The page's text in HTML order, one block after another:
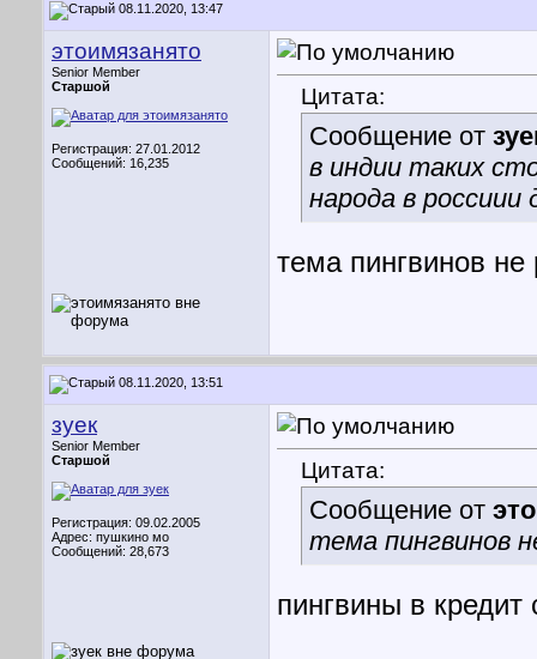
08.11.2020, 13:47
этоимязанято
Senior Member
Старшой
Регистрация: 27.01.2012
Сообщений: 16,235
Цитата:
Сообщение от
в индии таких
народа в
тема пингвинов не
08.11.2020, 13:51
зуек
Senior Member
Старшой
Регистрация: 09.02.2005
Адрес: пушкино мо
Сообщений: 28,673
Цитата:
Сообщение от
тема пингвинов
пингвины в